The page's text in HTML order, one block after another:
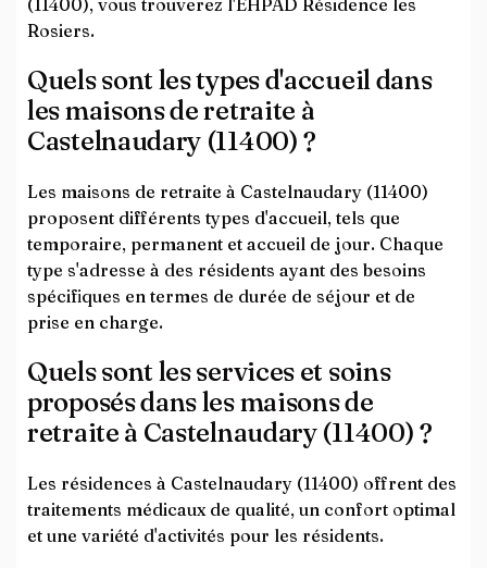
(11400), vous trouverez l'EHPAD Résidence les
Rosiers.
Quels sont les types d'accueil dans
les maisons de retraite à
Castelnaudary (11400) ?
Les maisons de retraite à Castelnaudary (11400)
proposent différents types d'accueil, tels que
temporaire, permanent et accueil de jour. Chaque
type s'adresse à des résidents ayant des besoins
spécifiques en termes de durée de séjour et de
prise en charge.
Quels sont les services et soins
proposés dans les maisons de
retraite à Castelnaudary (11400) ?
Les résidences à Castelnaudary (11400) offrent des
traitements médicaux de qualité, un confort optimal
et une variété d'activités pour les résidents.